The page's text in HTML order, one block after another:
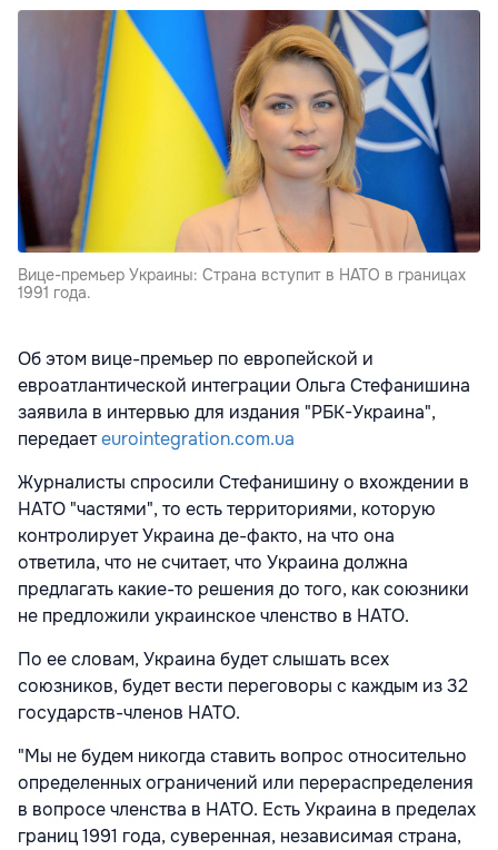
Вице-премьер Украины: Страна вступит в НАТО в границах
1991 года.
Об этом вице-премьер по европейской и
евроатлантической интеграции Ольга Стефанишина
заявила в интервью для издания "РБК-Украина",
передаетeurointegration.com.ua
Журналисты спросили Стефанишину о вхождении в
НАТО "частями", то есть территориями, которую
контролирует Украина де-факто, на что она
ответила, что не считает, что Украина должна
предлагать какие-то решения до того, как союзники
не предложили украинское членство в НАТО.
По ее словам, Украина будет слышать всех
союзников, будет вести переговоры с каждым из 32
государств-членов НАТО.
"Мы не будем никогда ставить вопрос относительно
определенных ограничений или перераспределения
в вопросе членства в НАТО. Есть Украина в пределах
границ 1991 года, суверенная, независимая страна,